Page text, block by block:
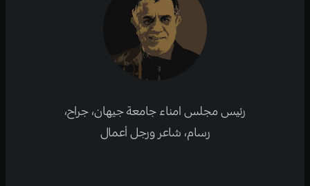
رئيس مجلس امناء جامعة جيهان، جراح،
رسام، شاعر ورجل أعمال